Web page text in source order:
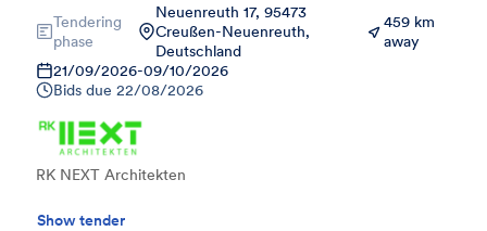
Tendering
phase
Neuenreuth 17, 95473
Creußen-Neuenreuth,
Deutschland
459 km
away
21/09/2026-09/10/2026
Bids due 22/08/2026
RK NEXT Architekten
Show tender